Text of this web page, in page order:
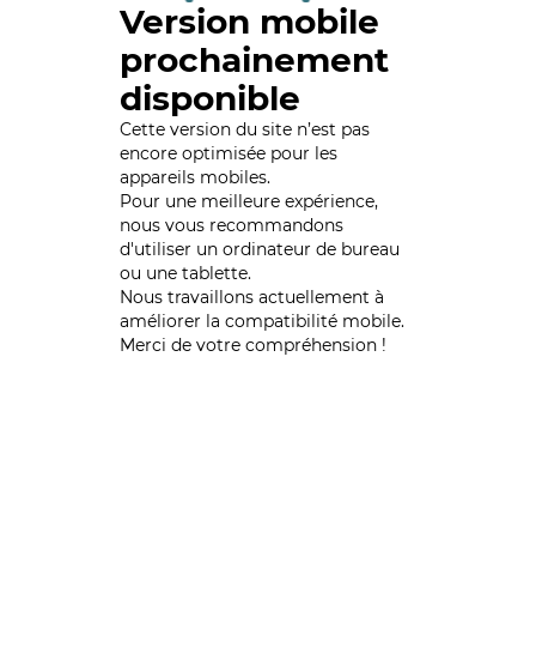
Version mobile
prochainement
disponible
Cette version du site n’est pas
encore optimisée pour les
appareils mobiles.
Pour une meilleure expérience,
nous vous recommandons
d'utiliser un ordinateur de bureau
ou une tablette.
Nous travaillons actuellement à
améliorer la compatibilité mobile.
Merci de votre compréhension !